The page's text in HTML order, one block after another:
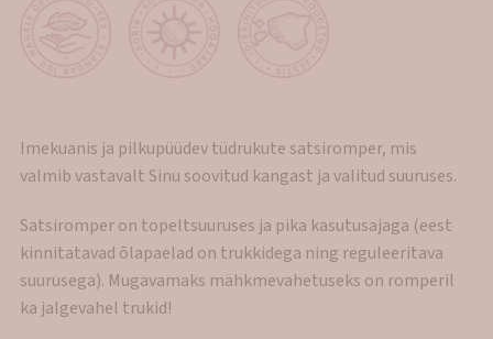
Imekuanis ja pilkupüüdev tüdrukute satsiromper, mis
valmib vastavalt Sinu soovitud kangast ja valitud suuruses.
Satsiromper on topeltsuuruses ja pika kasutusajaga (eest
kinnitatavad õlapaelad on trukkidega ning reguleeritava
suurusega). Mugavamaks mähkmevahetuseks on romperil
ka jalgevahel trukid!